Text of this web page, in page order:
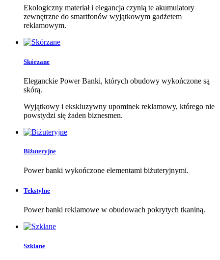
Ekologiczny materiał i elegancja czynią te akumulatory
zewnętrzne do smartfonów wyjątkowym gadżetem
reklamowym.
Skórzane
Eleganckie Power Banki, których obudowy wykończone są
skórą.
Wyjątkowy i ekskluzywny upominek reklamowy, którego nie
powstydzi się żaden biznesmen.
Biżuteryjne
Power banki wykończone elementami biżuteryjnymi.
Tekstylne
Power banki reklamowe w obudowach pokrytych tkaniną.
Szklane